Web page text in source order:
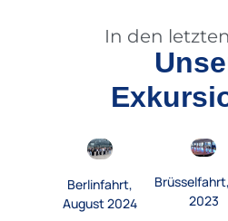
In den
Berlinfahrt,
August 2024
2023